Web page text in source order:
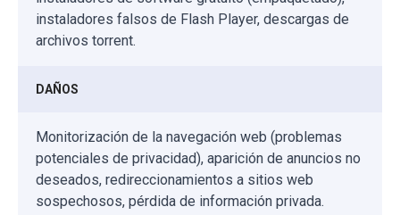
instaladores falsos de Flash Player, descargas de
archivos torrent.
DAÑOS
Monitorización de la navegación web (problemas
potenciales de privacidad), aparición de anuncios no
deseados, redireccionamientos a sitios web
sospechosos, pérdida de información privada.